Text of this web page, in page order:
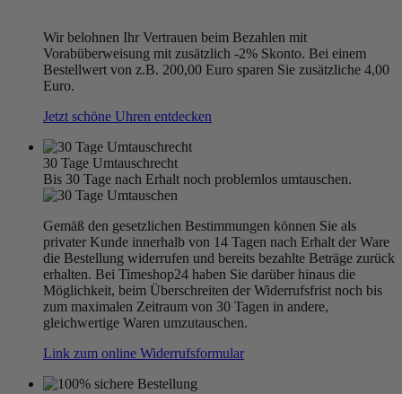
Wir belohnen Ihr Vertrauen beim Bezahlen mit
Vorabüberweisung mit zusätzlich -2% Skonto. Bei einem
Bestellwert von z.B. 200,00 Euro sparen Sie zusätzliche 4,00
Euro.
Jetzt schöne Uhren entdecken
30 Tage Umtauschrecht
Bis 30 Tage nach Erhalt noch problemlos umtauschen.
Gemäß den gesetzlichen Bestimmungen können Sie als
privater Kunde innerhalb von 14 Tagen nach Erhalt der Ware
die Bestellung widerrufen und bereits bezahlte Beträge zurück
erhalten. Bei Timeshop24 haben Sie darüber hinaus die
Möglichkeit, beim Überschreiten der Widerrufsfrist noch bis
zum maximalen Zeitraum von 30 Tagen in andere,
gleichwertige Waren umzutauschen.
Link zum online Widerrufsformular